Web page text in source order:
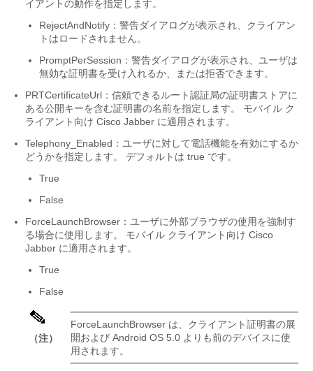
イアントの動作を指定します。
RejectAndNotify：警告ダイアログが表示され、クライアン
トはロードされません。
PromptPerSession：警告ダイアログが表示され、ユーザは
無効な証明書を受け入れるか、または拒否できます。
PRTCertificateUrl ：信頼できるルート認証局の証明書ストアに
ある公開キーを含む証明書の名前を指定します。 モバイル ク
ライアント向け Cisco Jabber に適用されます。
Telephony_Enabled ：ユーザに対して電話機能を有効にするか
どうかを指定します。 デフォルトは true です。
True
False
ForceLaunchBrowser ：ユーザに外部ブラウザの使用を強制す
る場合に使用します。 モバイル クライアント向け Cisco
Jabber に適用されます。
True
False
（注）
ForceLaunchBrowser は、クライアント証明書の展
開および Android OS 5.0 よりも前のデバイスに使
用されます。